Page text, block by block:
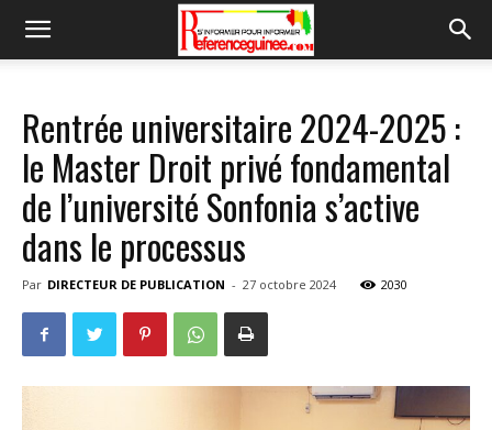
Rentrée universitaire 2024-2025 :
le Master Droit privé fondamental
de l’université Sonfonia s’active
dans le processus
Par DIRECTEUR DE PUBLICATION - 27 octobre 2024 2030